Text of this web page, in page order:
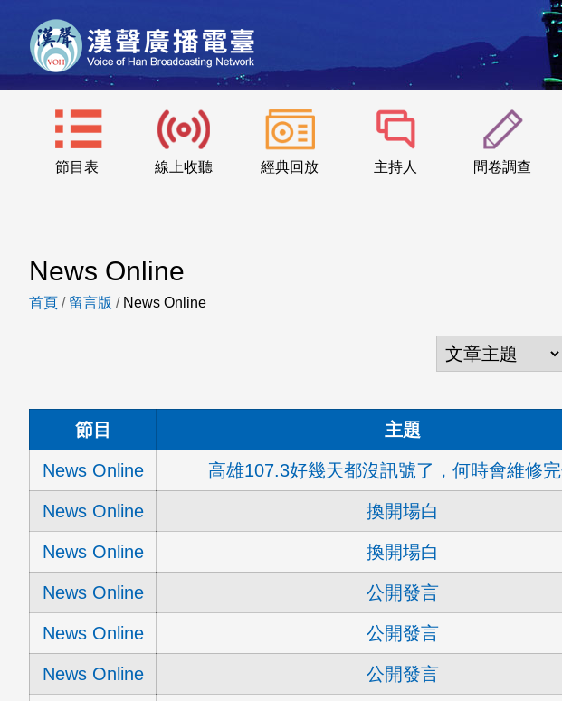
節目表 線上收聽 經典回放 主持人 問卷調查
News Online
首頁 / 留言版 / News Online
節目 主題
News Online 高雄107.3好幾天都沒訊號了，何時會維修完
News Online 換開場白
News Online 換開場白
News Online 公開發言
News Online 公開發言
News Online 公開發言